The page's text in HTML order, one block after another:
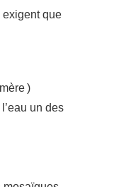
exigent que
)
un des